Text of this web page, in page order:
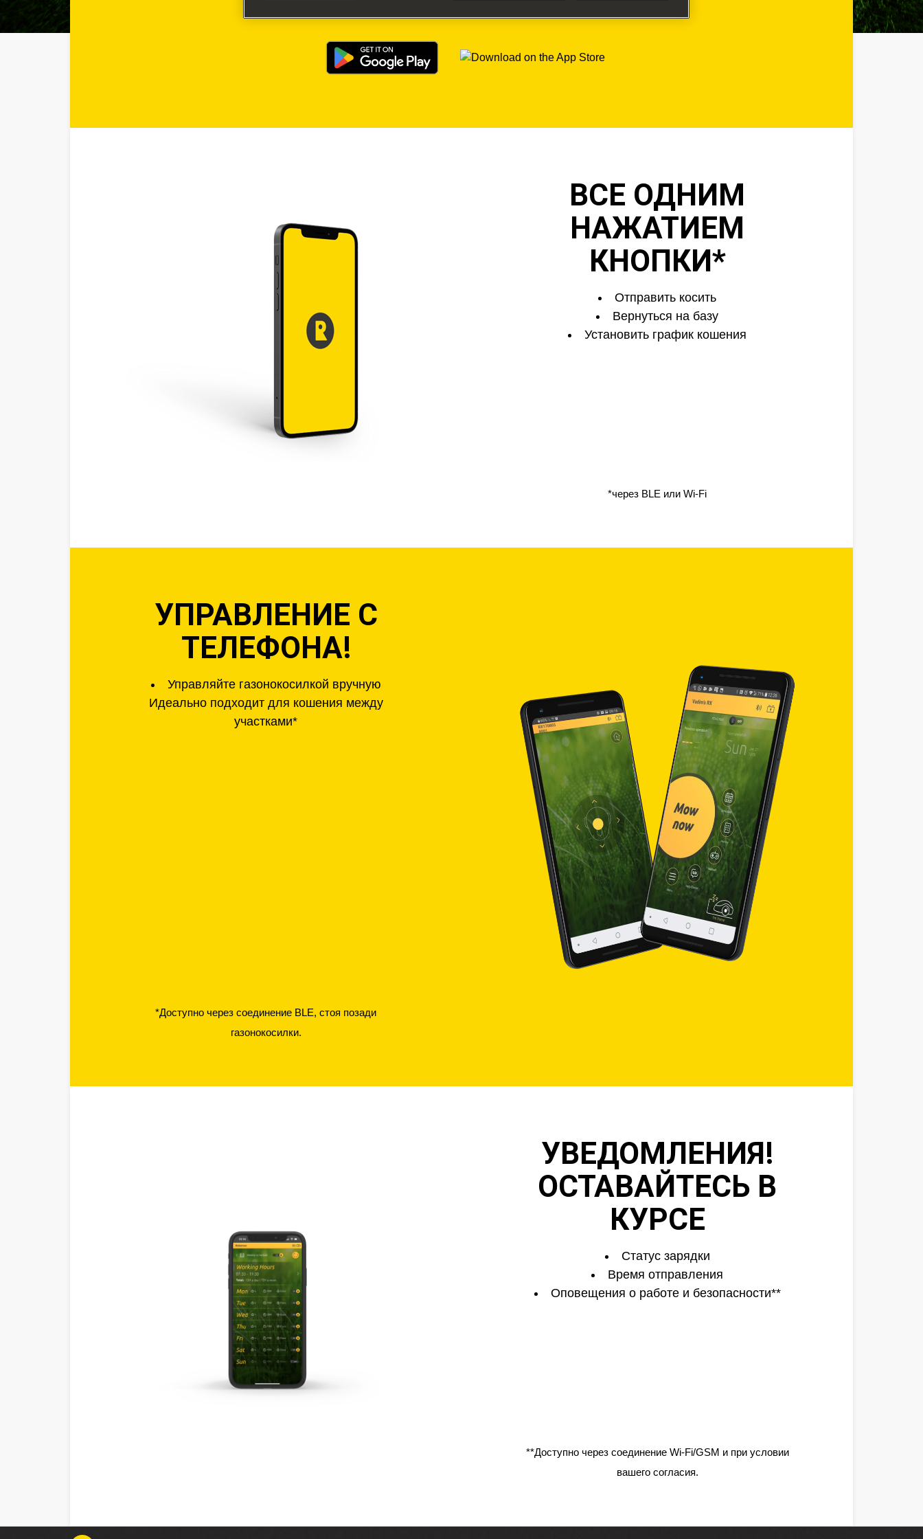
ВСЕ ОДНИМ
НАЖАТИЕМ
КНОПКИ*
Отправить косить
Вернуться на базу
Установить график кошения
*через BLE или Wi-Fi
УПРАВЛЕНИЕ С
ТЕЛЕФОНА!
Управляйте газонокосилкой вручную
Идеально подходит для кошения между
участками*
*Доступно через соединение BLE, стоя позади
газонокосилки.
УВЕДОМЛЕНИЯ!
ОСТАВАЙТЕСЬ В
КУРСЕ
Статус зарядки
Время отправления
Оповещения о работе и безопасности**
**Доступно через соединение Wi-Fi/GSM и при условии
вашего согласия.